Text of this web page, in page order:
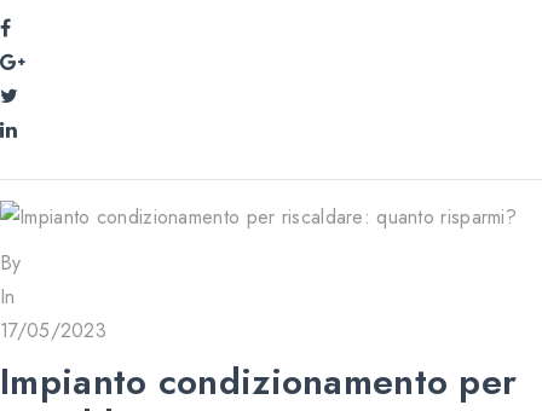
By
In
17/05/2023
Impianto condizionamento per